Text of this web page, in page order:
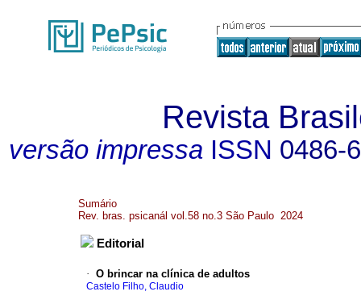
Revista
versão impressa ISSN 0486-
Sumário
Rev. bras. psicanál vol.58 no.3 São Paulo 2024
Editorial
· O brincar na clínica de adultos
Castelo Filho, Claudio